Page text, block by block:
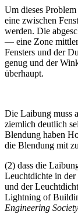
Um dieses
eine zwischen
werden. Die
— eine Zone
Fensters und der
genug und der
überhaupt.
Die Laibung muss
ziemlich deutlich
Blendung haben
die Blendung mit
(2) dass die
Leuchtdichte in der
und der
Lightning of
Engineering Society